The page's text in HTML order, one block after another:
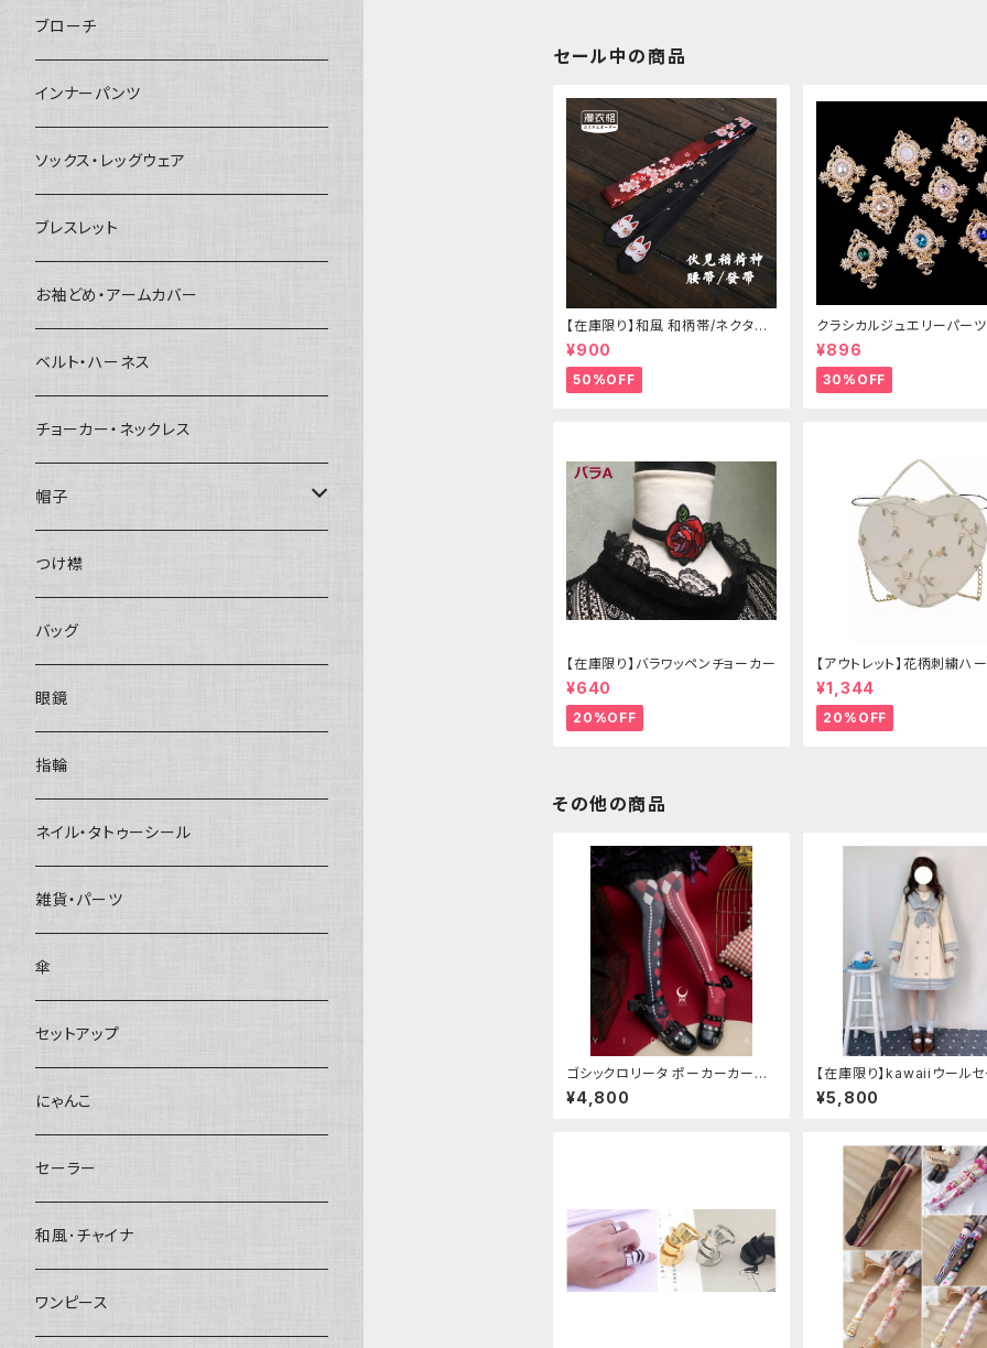
セール中の商品
【在庫限り】和風 和柄帯/ネクタイ/
リボン（狐面/金魚
¥900
50%OFF
クラシカルジュエリーパーツ
¥896
30%OFF
【在庫限り】バラワッペンチョーカー
¥640
20%OFF
【アウトレット】花柄刺繍ハ
グ
¥1,344
20%OFF
その他の商品
ゴシックロリータ ポーカーカード
柄 プリントタイツ
¥4,800
【在庫限り】kawaiiウール
ジャケット(胸元リボン付き)
ズ
¥5,800
ヘアゴム
簪
ブローチ
インナーパンツ
ソックス・レッグウェア
ブレスレット
お袖どめ・アームカバー
ベルト・ハーネス
チョーカー・ネックレス
帽子
ベレー帽
つけ襟
バッグ
眼鏡
指輪
ネイル・タトゥーシール
雑貨・パーツ
傘
セットアップ
にゃんこ
セーラー
和風･チャイナ
ワンピース